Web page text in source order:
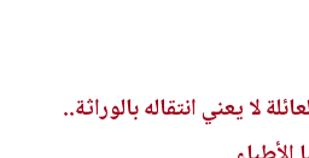
لا يعني انتقاله بالوراثة..